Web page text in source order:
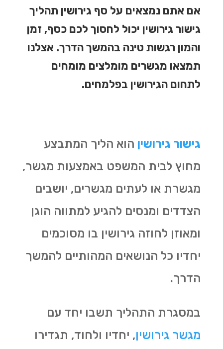
אם אתם נמצאים על סף גירושין תהליך
גישור גירושין יכול לחסוך לכם כסף, זמן
והמון רגשות טינה בהמשך הדרך. אצלנו
תמצאו מגשרים מומלצים מומחים
לתחום הגירושין בפלמחים.
גישור גירושין הוא הליך המתבצע
מחוץ לבית המשפט באמצעות מגשר,
מגשרת או לעתים מגשרים, יושבים
הצדדים ומנסים להגיע למתווה הוגן
ומאוזן לחוזה גירושין בו מסוכמים
יחדיו כל הנושאים המהותיים להמשך
הדרך.
במסגרת התהליך תשבו יחד עם
מגשר גירושין, יחדיו ולחוד, תגדירו